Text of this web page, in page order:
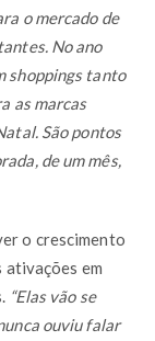
o mercado de
No ano
shoppings tanto
as marcas
São pontos
de um mês,
o crescimento
ativações em
“Elas vão se
ouviu falar